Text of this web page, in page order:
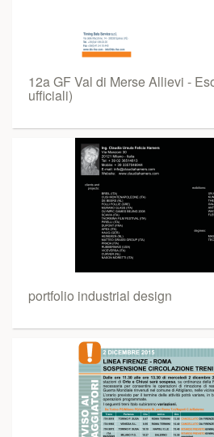
12a GF Val di Merse Allievi -
ufficiali)
portfolio industrial design